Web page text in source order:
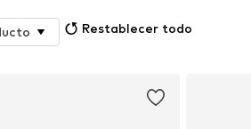
Restablecer todo